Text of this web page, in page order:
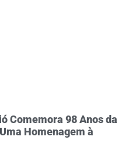
Comemora 98 Anos da
Homenagem à